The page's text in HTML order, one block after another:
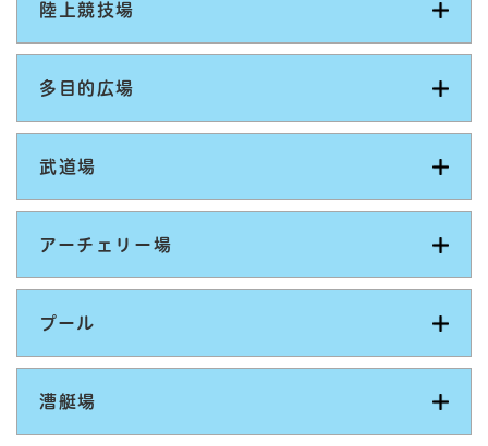
陸上競技場
多目的広場
武道場
アーチェリー場
プール
漕艇場